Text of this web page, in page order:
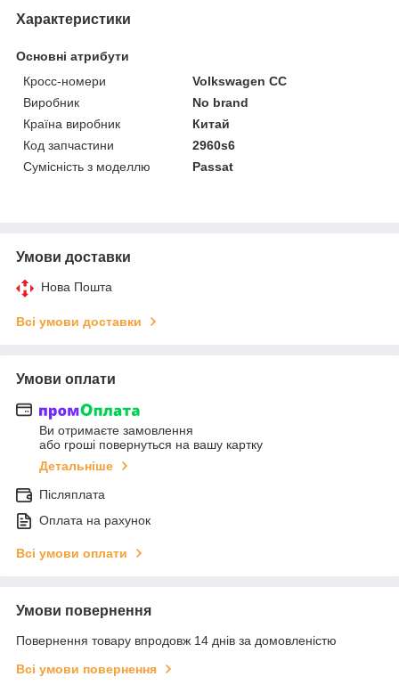
Характеристики
Основні атрибути
Кросс-номери
Volkswagen CC
Виробник
No brand
Країна виробник
Китай
Код запчастини
2960s6
Сумісність з моделлю
Passat
Умови доставки
Нова Пошта
Всі умови доставки
Умови оплати
Ви отримаєте замовлення
або гроші повернуться на вашу картку
Детальніше
Післяплата
Оплата на рахунок
Всі умови оплати
Умови повернення
Повернення товару впродовж 14 днів за домовленістю
Всі умови повернення